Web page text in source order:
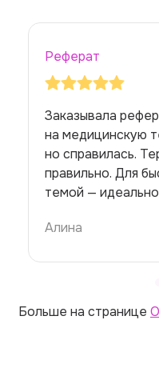
Реферат
Заказывала
на медицинскую
но справилась.
правильно. Для
темой — идеально.
Алина
Больше на странице